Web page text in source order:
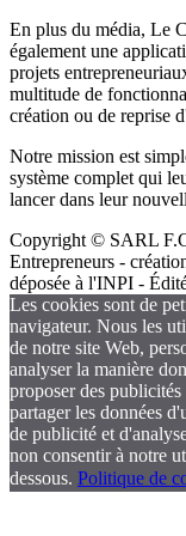
En plus du média, Le
également une
projets
multitude de
création ou de reprise
Notre mission est
système complet qui
lancer dans leur
Copyright © SARL
Entrepreneurs -
déposée à l'INPI -
Les cookies sont de
navigateur. Nous les
de notre site Web,
analyser la manière
proposer des
partager les données
de publicité et
non consentir à notre
dessous. Politique de